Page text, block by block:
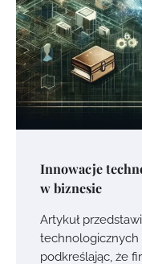
Innowacje
w biznesie
Artykuł
technologicznych
podkreślając, że